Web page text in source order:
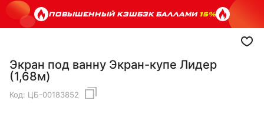
ПОВЫШЕННЫЙ КЭШБЭК БАЛЛАМИ15%
Экран под ванну Экран-купе Лидер
(1,68м)
Код: ЦБ-00183852